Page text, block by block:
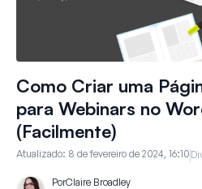
Como Criar uma
para Webinars no
(Facilmente)
Atualizado: 8 de fevereiro de 2024, 16:10
PorClaire Broadley